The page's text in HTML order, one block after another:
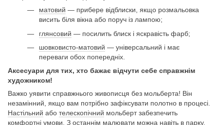
матовий — прибере відблиски, якщо розмальовка
висить біля вікна або поруч із лампою;
глянсовий — посилить блиск і яскравість фарб;
шовковисто-матовий — універсальний і має
переваги обох попередніх.
Аксесуари для тих, хто бажає відчути себе справжнім
художником!
Важко уявити справжнього живописця без мольберта! Він
незамінний, якщо вам потрібно зафіксувати полотно в процесі.
Настільний або телескопічний мольберт забезпечить
комфортні умови. З останнім малювати можна навіть в парку.